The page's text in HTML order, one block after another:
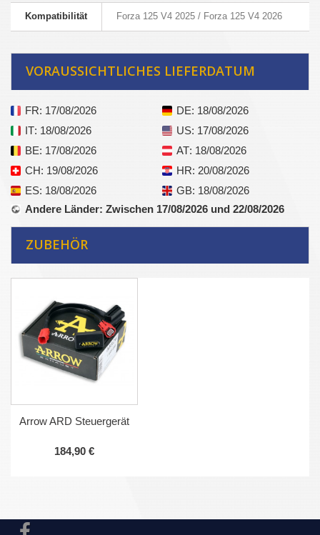
Kompatibilität Forza 125 V4 2025 / Forza 125 V4 2026
VORAUSSICHTLICHES LIEFERDATUM
FR: 17/08/2026 DE: 18/08/2026
IT: 18/08/2026 US: 17/08/2026
BE: 17/08/2026 AT: 18/08/2026
CH: 19/08/2026 HR: 20/08/2026
ES: 18/08/2026 GB: 18/08/2026
Andere Länder: Zwischen 17/08/2026 und 22/08/2026
ZUBEHÖR
Arrow ARD Steuergerät
184,90 €